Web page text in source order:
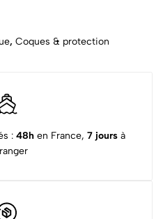
, Coques & protection
: 48h en France, 7 jours à